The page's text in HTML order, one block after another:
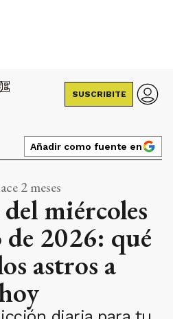
SUSCRIBITE
Añadir como fuente en
2 meses
miércoles
de 2026: qué
astros a